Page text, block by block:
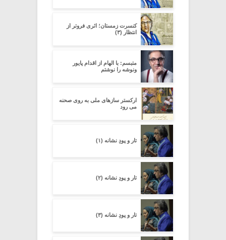
کنسرت زمستان؛ اثری فروتر از
انتظار (۳)
متبسم: با الهام از اقدام پایور
ونوشه را نوشتم
ارکستر سازهای ملی به روی صحنه
می رود
تار و پودِ نشانه (۱)
تار و پودِ نشانه (۲)
تار و پودِ نشانه (۳)